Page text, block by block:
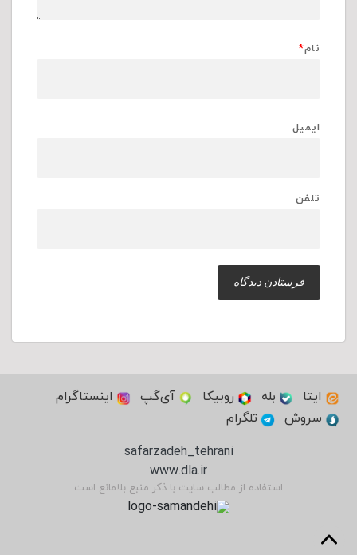
نام*
ایمیل
تلفن
ایتا بله روبیکا آی‌گپ
اینستاگرام
سروش
تلگرام
safarzadeh_tehrani
www.dla.ir
استفاده از مطالب سایت با ذکر منبع بلامانع است